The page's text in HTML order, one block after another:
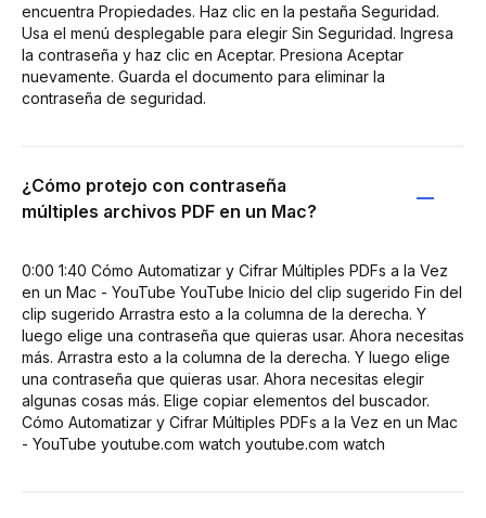
encuentra Propiedades. Haz clic en la pestaña Seguridad.
Usa el menú desplegable para elegir Sin Seguridad. Ingresa
la contraseña y haz clic en Aceptar. Presiona Aceptar
nuevamente. Guarda el documento para eliminar la
contraseña de seguridad.
¿Cómo protejo con contraseña
múltiples archivos PDF en un Mac?
0:00 1:40 Cómo Automatizar y Cifrar Múltiples PDFs a la Vez
en un Mac - YouTube YouTube Inicio del clip sugerido Fin del
clip sugerido Arrastra esto a la columna de la derecha. Y
luego elige una contraseña que quieras usar. Ahora necesitas
más. Arrastra esto a la columna de la derecha. Y luego elige
una contraseña que quieras usar. Ahora necesitas elegir
algunas cosas más. Elige copiar elementos del buscador.
Cómo Automatizar y Cifrar Múltiples PDFs a la Vez en un Mac
- YouTube youtube.com watch youtube.com watch